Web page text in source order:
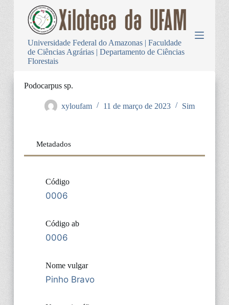
Universidade Federal do Amazonas | Faculdade
de Ciências Agrárias | Departamento de Ciências
Florestais
Podocarpus sp.
xyloufam 11 de março de 2023 Sim
Metadados
Código
0006
Código ab
0006
Nome vulgar
Pinho Bravo